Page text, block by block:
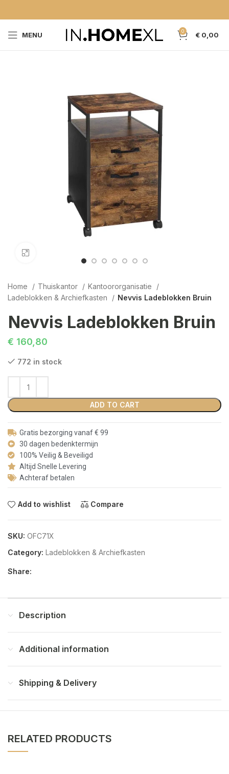
MENU 0 € 0,00
Home Thuiskantor
Kantoororganisatie
Ladeblokken & Archiefkasten
Nevvis Ladeblokken Bruin
Nevvis Ladeblokken Bruin
€ 160,80
772 in stock
ADD TO CART
Gratis bezorging vanaf € 99
30 dagen bedenktermijn
100% Veilig & Beveiligd
Altijd Snelle Levering
Achteraf betalen
Add to wishlist Compare
SKU: OFC71X
Category: Ladeblokken & Archiefkasten
Share:
Description
Additional information
Shipping & Delivery
RELATED PRODUCTS